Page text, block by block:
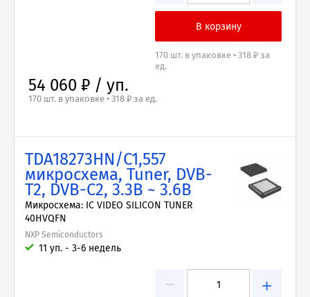
170 шт. в упаковке • 318 ₽ за
ед.
54 060 ₽ / уп.
170 шт. в упаковке • 318 ₽ за ед.
TDA18273HN/C1,557
микросхема, Tuner, DVB-
T2, DVB-C2, 3.3В ~ 3.6В
Микросхема: IC VIDEO SILICON TUNER
40HVQFN
NXP Semiconductors
11 уп. - 3-6 недель
− +